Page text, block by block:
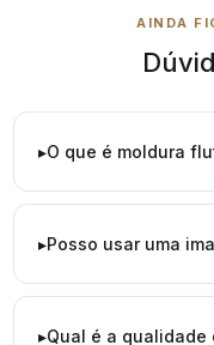
AINDA
O que é moldura
Posso usar uma
Qual é a qualidade